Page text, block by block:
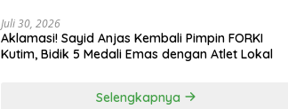
Juli 30, 2026
Aklamasi! Sayid Anjas Kembali Pimpin FORKI
Kutim, Bidik 5 Medali Emas dengan Atlet Lokal
Selengkapnya